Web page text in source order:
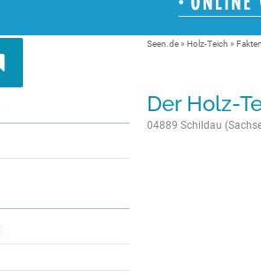
Seen.de» Holz-Teich »
Der Holz-
04889 Schildau